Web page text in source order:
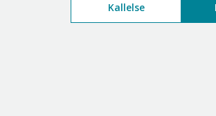
Kallelse